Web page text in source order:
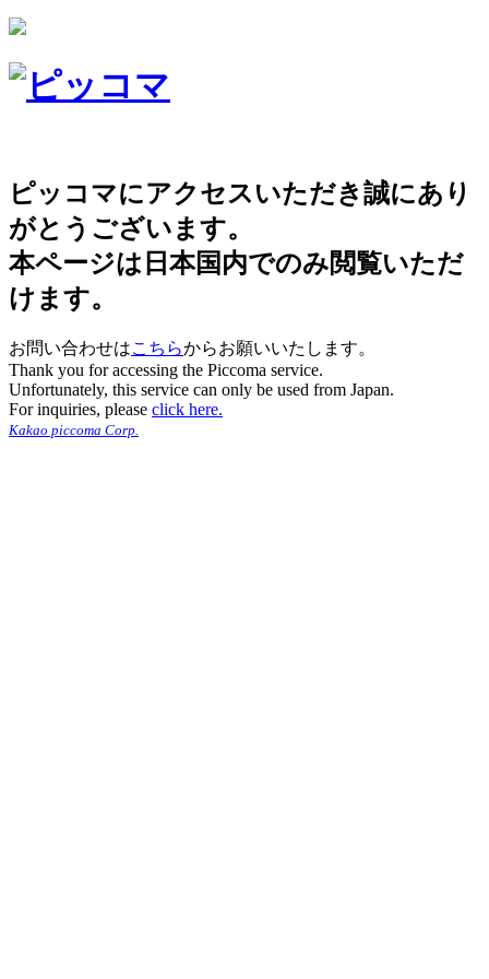
ピッコマにアクセスいただき誠にあり
がとうございます。
本ページは日本国内でのみ閲覧いただ
けます。
お問い合わせはこちらからお願いいたします。
Thank you for accessing the Piccoma service.
Unfortunately, this service can only be used from Japan.
For inquiries, please click here.
Kakao piccoma Corp.